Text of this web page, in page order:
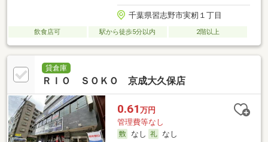
千葉県習志野市実籾１丁目
飲食店可 駅から徒歩5分以内 2階以上
貸倉庫
ＲＩＯ ＳＯＫＯ 京成大久保店
0.61 万円
管理費等なし
なし
なし